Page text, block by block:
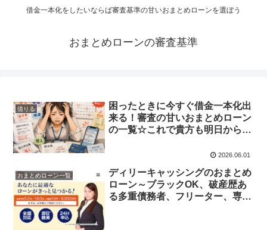
借金一本化をしたいならば審査基準の甘いおまとめローンを選ぼう
おまとめローンの審査基準
借りる
困ったときに今すぐ借金一本化出
来る！審査の甘いおまとめローン
の一覧☆これで貴方も明日からス
2026.06.01
おまとめローン一覧
ディリーキャッシングのおまとめ
ローン～ブラックOK、破産歴あ
る多重債務者、フリーター、専業